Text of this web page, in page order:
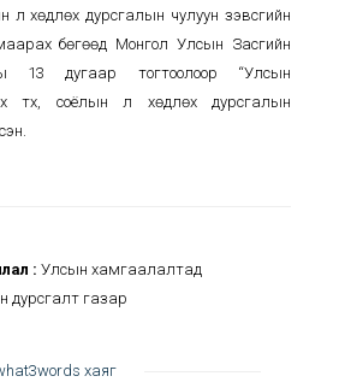
үл хөдлөх дурсгалын чулуун зэвсгийн
бөгөөд Монгол Улсын Засгийн
13 дугаар тогтоолоор “Улсын
түүх, соёлын үл хөдлөх дурсгалын
: Улсын хамгаалалтад
дурсгалт газар
хаяг